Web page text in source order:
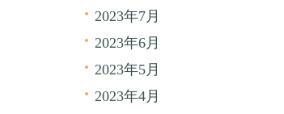
2023年7月
2023年6月
2023年5月
2023年4月